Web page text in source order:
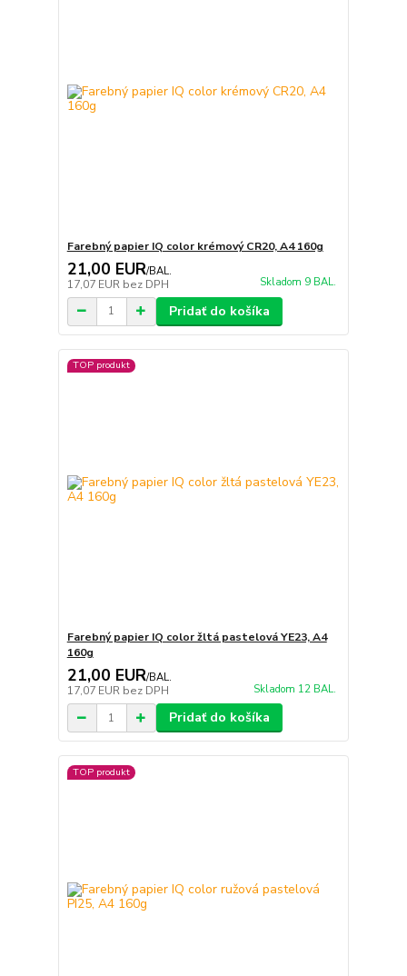
Farebný papier IQ color krémový CR20, A4 160g
21,00 EUR/BAL.
17,07 EUR bez DPH Skladom 9 BAL.
Pridať do košíka
TOP produkt
Farebný papier IQ color žltá pastelová YE23, A4
160g
21,00 EUR/BAL.
17,07 EUR bez DPH Skladom 12 BAL.
Pridať do košíka
TOP produkt